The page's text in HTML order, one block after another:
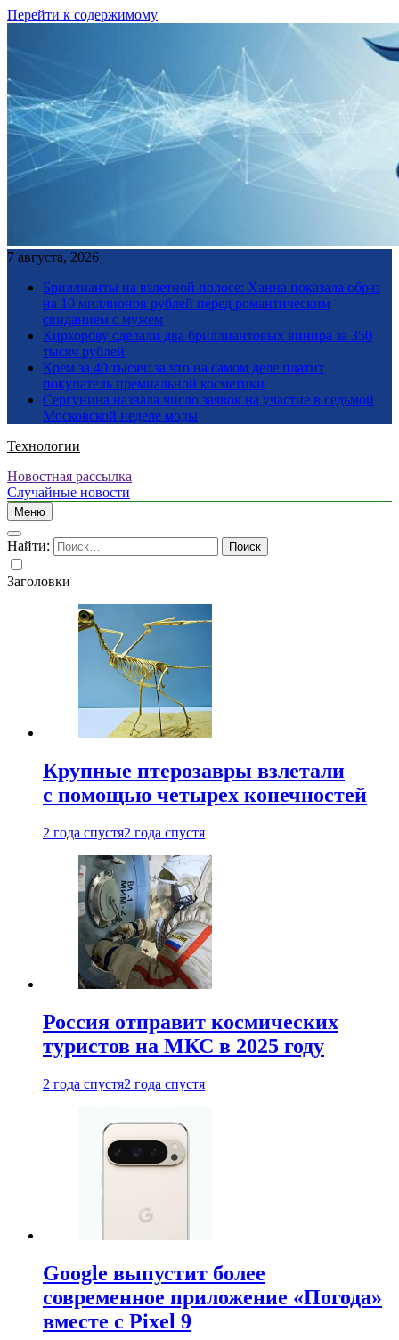
Перейти к содержимому
7 августа, 2026
Бриллианты на взлетной полосе: Ханна показала образ
на 10 миллионов рублей перед романтическим
свиданием с мужем
Киркорову сделали два бриллиантовых винира за 350
тысяч рублей
Крем за 40 тысяч: за что на самом деле платит
покупатель премиальной косметики
Сергунина назвала число заявок на участие в седьмой
Московской неделе моды
Технологии
Новостная рассылка
Случайные новости
Меню
Найти:
Заголовки
Крупные птерозавры взлетали
с помощью четырех конечностей
2 года спустя2 года спустя
Россия отправит космических
туристов на МКС в 2025 году
2 года спустя2 года спустя
Google выпустит более
современное приложение «Погода»
вместе с Pixel 9